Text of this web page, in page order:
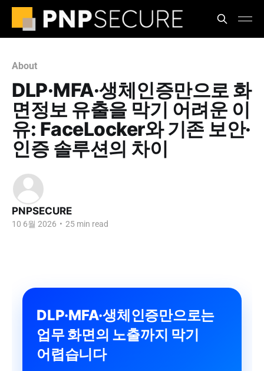
About
DLP·MFA·생체인증만으로 화
면정보 유출을 막기 어려운 이
유: FaceLocker와 기존 보안·
인증 솔루션의 차이
PNPSECURE
10 6월 2026 • 25 min read
DLP·MFA·생체인증만으로는
업무 화면의 노출까지 막기
어렵습니다